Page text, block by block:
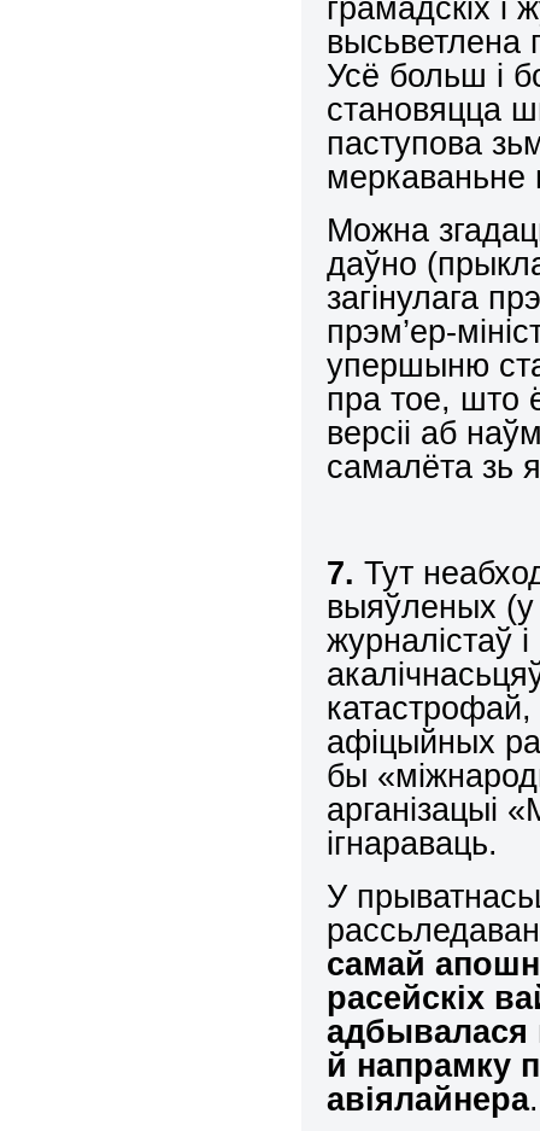
высьветлена
Усё больш і
становяцца
паступова
меркаваньне
Можна
даўно
загінулага
прэм’ер-
упершыню
пра тое, што
версіі аб
самалёта зь
7. Тут
выяўленых (у
журналістаў
катастрофай,
афіцыйных
бы
арганізацыі
ігнараваць.
У
самай
расейскіх
адбывалася
й напрамку
авіялайнера.